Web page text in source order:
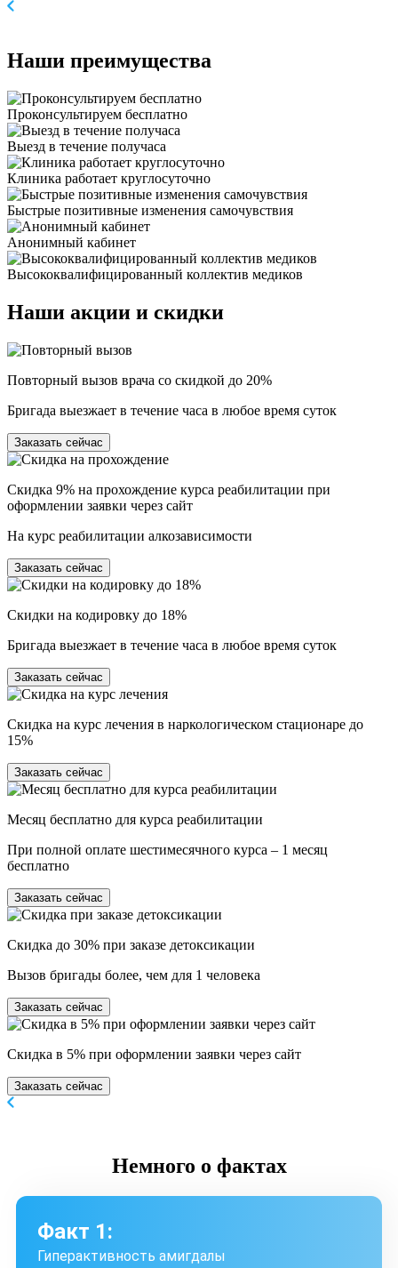
Наши преимущества
Проконсультируем бесплатно
Выезд в течение получаса
Клиника работает круглосуточно
Быстрые позитивные изменения самочувствия
Анонимный кабинет
Высококвалифицированный коллектив медиков
Наши акции и скидки
Повторный вызов врача со скидкой до 20%
Бригада выезжает в течение часа в любое время суток
Заказать сейчас
Скидка 9% на прохождение курса реабилитации при
оформлении заявки через сайт
На курс реабилитации алкозависимости
Заказать сейчас
Скидки на кодировку до 18%
Бригада выезжает в течение часа в любое время суток
Заказать сейчас
Скидка на курс лечения в наркологическом стационаре до
15%
Заказать сейчас
Месяц бесплатно для курса реабилитации
При полной оплате шестимесячного курса – 1 месяц
бесплатно
Заказать сейчас
Скидка до 30% при заказе детоксикации
Вызов бригады более, чем для 1 человека
Заказать сейчас
Скидка в 5% при оформлении заявки через сайт
Заказать сейчас
Немного о фактах
Факт 1:
Гиперактивность амигдалы